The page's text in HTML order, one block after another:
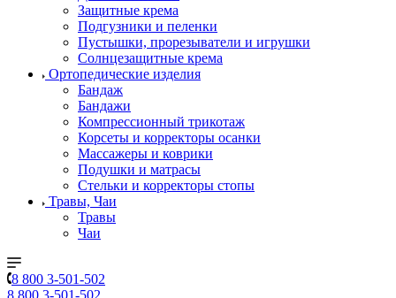
Защитные крема
Подгузники и пеленки
Пустышки, прорезыватели и игрушки
Солнцезащитные крема
Ортопедические изделия
Бандаж
Бандажи
Компрессионный трикотаж
Корсеты и корректоры осанки
Массажеры и коврики
Подушки и матрасы
Стельки и корректоры стопы
Травы, Чаи
Травы
Чаи
8 800 3-501-502
8 800 3-501-502